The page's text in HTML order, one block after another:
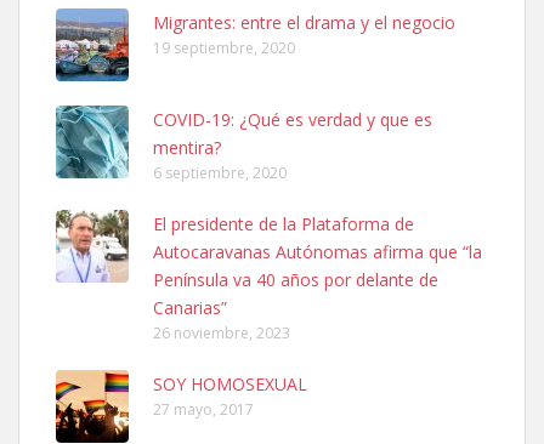
Leales.org » Gran Canaria
SHIBA PERDIDO AVDA JOSE MESA Y LOPEZ
PERRO MACHO RAZA SHIBA CON MICROCHIP PERDIDO HOY
06/07/2025 ZONA MESA Y LOPEZ. ES MUY ASUSTADIZO
Leales.org » Gran Canaria
6.7.2025
Migrantes: entre el drama y el negocio
19 septiembre, 2020
COVID-19: ¿Qué es verdad y que es
mentira?
6 septiembre, 2020
El presidente de la Plataforma de
Autocaravanas Autónomas afirma que “la
Península va 40 años por delante de
Canarias”
26 noviembre, 2023
SOY HOMOSEXUAL
27 mayo, 2017